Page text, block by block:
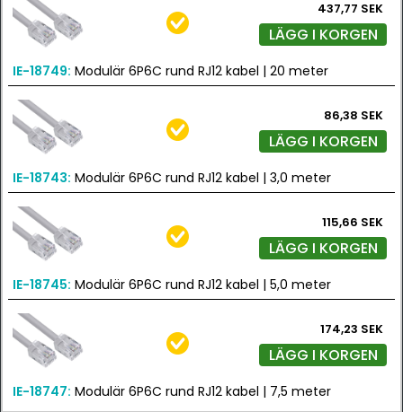
437,77 SEK
LÄGG I KORGEN
IE-18749: Modulär 6P6C rund RJ12 kabel | 20 meter
86,38 SEK
LÄGG I KORGEN
IE-18743: Modulär 6P6C rund RJ12 kabel | 3,0 meter
115,66 SEK
LÄGG I KORGEN
IE-18745: Modulär 6P6C rund RJ12 kabel | 5,0 meter
174,23 SEK
LÄGG I KORGEN
IE-18747: Modulär 6P6C rund RJ12 kabel | 7,5 meter